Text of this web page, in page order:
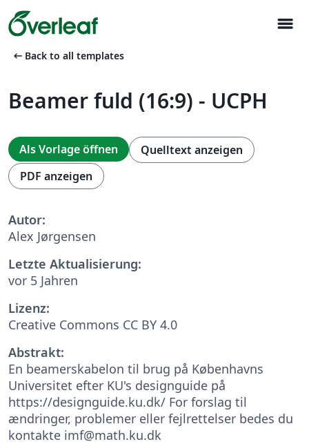
menu
arrow_left_alt Back to all templates
Beamer fuld (16:9) - UCPH
Als Vorlage öffnen
Quelltext anzeigen
PDF anzeigen
Autor:
Alex Jørgensen
Letzte Aktualisierung:
vor 5 Jahren
Lizenz:
Creative Commons CC BY 4.0
Abstrakt:
En beamerskabelon til brug på Københavns
Universitet efter KU's designguide på
https://designguide.ku.dk/ For forslag til
ændringer, problemer eller fejlrettelser bedes du
kontakte imf@math.ku.dk